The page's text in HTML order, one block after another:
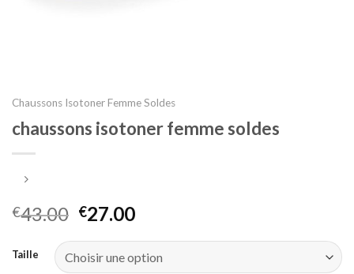
Chaussons Isotoner Femme Soldes
chaussons isotoner femme soldes
€43.00 €27.00
Taille